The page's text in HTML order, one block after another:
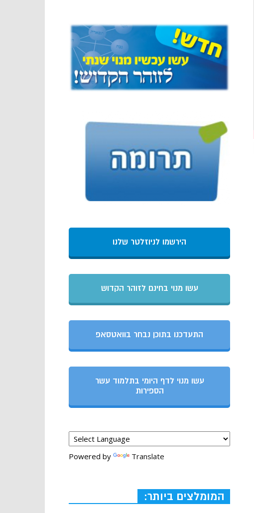
הירשמו לניוזלטר שלנו
עשו מנוי בחינם לזוהר הקדוש
התעדכנו בתוכן נבחר בוואטסאפ
עשו מנוי לדף היומי בתלמוד עשר
הספירות
Powered by Translate
המומלצים ביותר: